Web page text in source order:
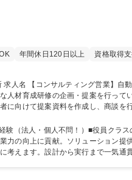
年間休日120日以上 資格取得
企
いただきます。 【詳細】顧客の要望にあわせた研修を100％カスタマイ
に向けて提案資料を作成し、商談
施 ※研修講師は別部門の専任が実施→振
変革を支援！研修企画の営業
人・個人不問！）■役員クラスの方との
力の向上に貢献。ソリューション
考えます。設計から実行まで一気